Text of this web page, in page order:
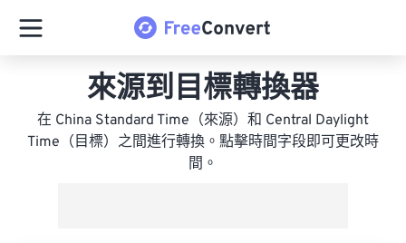
來源到目標轉換器
在 China Standard Time（來源）和 Central Daylight
Time（目標）之間進行轉換。點擊時間字段即可更改時
間。